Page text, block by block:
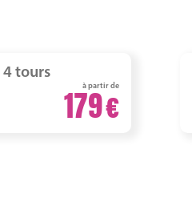
4 tours
à partir de
179